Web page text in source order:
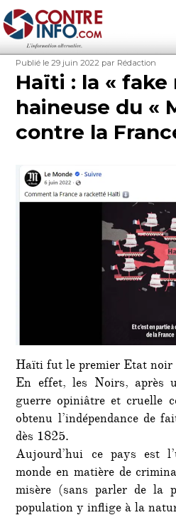
Contre-Info
Publié
le
Publié le 29 juin 2022 Auteur
par Rédaction
Haïti : la « fake
haineuse du «
contre la
Haïti fut le premier Etat noir
En effet, les Noirs, après
guerre opiniâtre et cruelle
obtenu l’indépendance de
dès 1825.
Aujourd’hui ce pays est
monde en matière de
misère (sans parler de la
population y inflige à la